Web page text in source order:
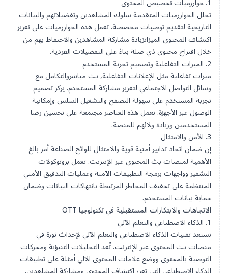
تحلل الخوارزميات المتقدمة سلوك المشاهدين وتفضيلاتهم والبيانات
التاريخية لتقديم توصيات مخصصة. تعمل هذه الخوارزميات على تعزيز
اكتشاف المحتوىالميزاتزيادة مشاركة المشاهدين والاحتفاظ بهم من
خلال اقتراح محتوى ذي صلة بناءً على التفضيلات الفردية.
2. الميزات التفاعلية وتصميم تجربة المستخدم
ميزات تفاعلية مثل الإعلانات التفاعلية,بث مباشروالتكامل مع
وسائل التواصل الاجتماعي لتعزيز مشاركة المستخدم. يركز تصميم
تجربة المستخدم على سهولة التصفح والتشغيل السلس وإمكانية
الوصول عبرالأجهزة. تعمل هذه العناصر مجتمعة على تحسين رضا
المستخدمين وزيادة ولائهم للمنصة.
3. الأمن والامتثال
إن ضمان اتخاذ تدابير أمنية قوية والامتثال للوائح الصناعة أمر بالغ
الأهمية لمنصات بث المحتوى عبر الإنترنت. تعمل بروتوكولات
التشفير وواجهات برمجة التطبيقات الآمنة وعمليات التدقيق الأمني
المنتظمة على تخفيف المخاطر المرتبطة بانتهاكات البيانات وضمان
حماية بيانات المستخدم.
الاتجاهات والابتكارات المستقبلية في تكنولوجيا OTT
1. الذكاء الاصطناعي والتعلم الآلي
تستعد تقنيات الذكاء الاصطناعي والتعلم الآلي لإحداث ثورة في
منصات بث المحتوى عبر الإنترنت. تُعد التحليلات التنبؤية ومحركات
التوصية بالمحتوى ووضع علامات المحتوى الآلي أمثلة على تطبيقات